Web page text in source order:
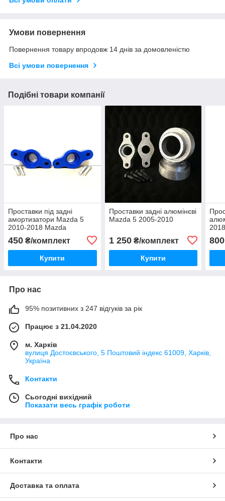
Умови повернення
Повернення товару впродовж 14 днів за домовленістю
Всі умови повернення
Подібні товари компанії
Проставки під задні
амортизатори Mazda 5
2010-2018 Mazda
450 ₴/комплект
Купити
Проставки задні алюмінєві
Mazda 5 2005-2010
1 250₴/комплект
Купити
800
Про нас
95% позитивних з 247 відгуків за рік
Працює з 21.04.2020
м. Харків
вулиця Достоєвського, 5 Поштовий індекс 61009, Харків,
Україна
Контакти
Сьогодні вихідний
Показати весь графік роботи
Про нас
Контакти
Доставка та оплата